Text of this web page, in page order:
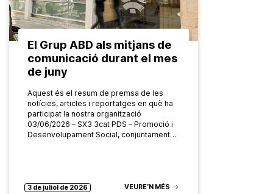
El Grup ABD als mitjans de
comunicació durant el mes
de juny
Aquest és el resum de premsa de les
notícies, articles i reportatges en què ha
participat la nostra organització
03/06/2026 – SX3 3cat PDS – Promoció i
Desenvolupament Social, conjuntament…
3 de juliol de 2026 VEURE’N MÉS